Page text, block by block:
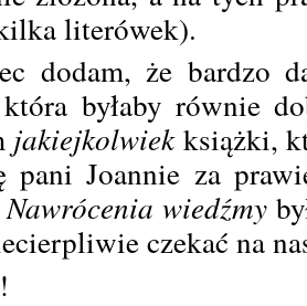
literówek).
dodam, że bardzo
byłaby równie
jakiejkolwiekksiążki,
pani Joannie za
Nawrócenia wiedźmy
czekać na